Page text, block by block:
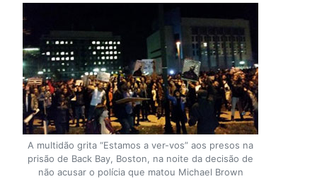
A multidão grita “Estamos a ver-vos” aos presos na
prisão de Back Bay, Boston, na noite da decisão de
não acusar o polícia que matou Michael Brown